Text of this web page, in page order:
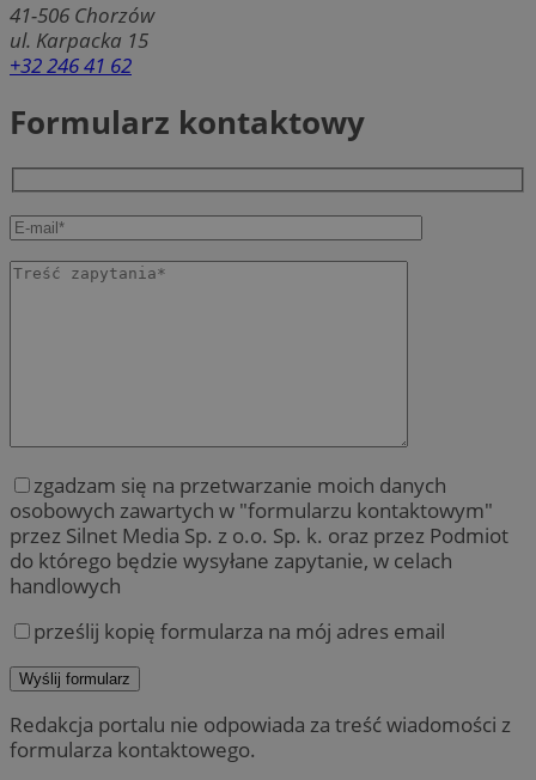
41-506 Chorzów
ul. Karpacka 15
+32 246 41 62
Formularz kontaktowy
zgadzam się na przetwarzanie moich danych
osobowych zawartych w "formularzu kontaktowym"
przez Silnet Media Sp. z o.o. Sp. k. oraz przez Podmiot
do którego będzie wysyłane zapytanie, w celach
handlowych
prześlij kopię formularza na mój adres email
Redakcja portalu nie odpowiada za treść wiadomości z
formularza kontaktowego.